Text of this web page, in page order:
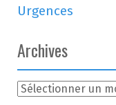
Urgences
Archives
A